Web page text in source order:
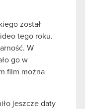
został
tego roku.
W
go w
film można
jeszcze daty